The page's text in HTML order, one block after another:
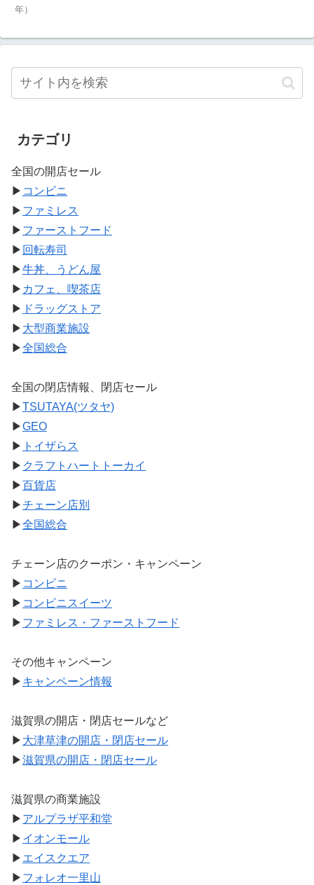
年）
カテゴリ
全国の開店セール
▶ コンビニ
▶ ファミレス
▶ ファーストフード
▶ 回転寿司
▶牛丼、うどん屋
▶ カフェ、喫茶店
▶ ドラッグストア
▶ 大型商業施設
▶全国総合
全国の閉店情報、閉店セール
▶TSUTAYA(ツタヤ)
▶GEO
▶ トイザらス
▶ クラフトハートトーカイ
▶百貨店
▶チェーン店別
▶全国総合
チェーン店のクーポン・キャンペーン
▶ コンビニ
▶ コンビニスイーツ
▶ ファミレス・ファーストフード
その他キャンペーン
▶ キャンペーン情報
滋賀県の開店・閉店セールなど
▶ 大津草津の開店・閉店セール
▶滋賀県の開店・閉店セール
滋賀県の商業施設
▶ アルプラザ平和堂
▶ イオンモール
▶ エイスクエア
▶ フォレオ一里山